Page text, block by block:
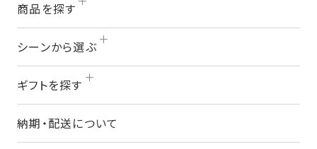
商品を探す
シーンから選ぶ
ギフトを探す
納期・配送について